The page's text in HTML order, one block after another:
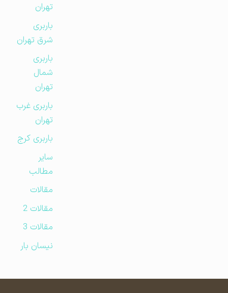
تهران
باربری
شرق تهران
باربری
شمال
تهران
باربری غرب
تهران
باربری کرج
مطالب
مقالات
مقالات 2
مقالات 3
نیسان بار